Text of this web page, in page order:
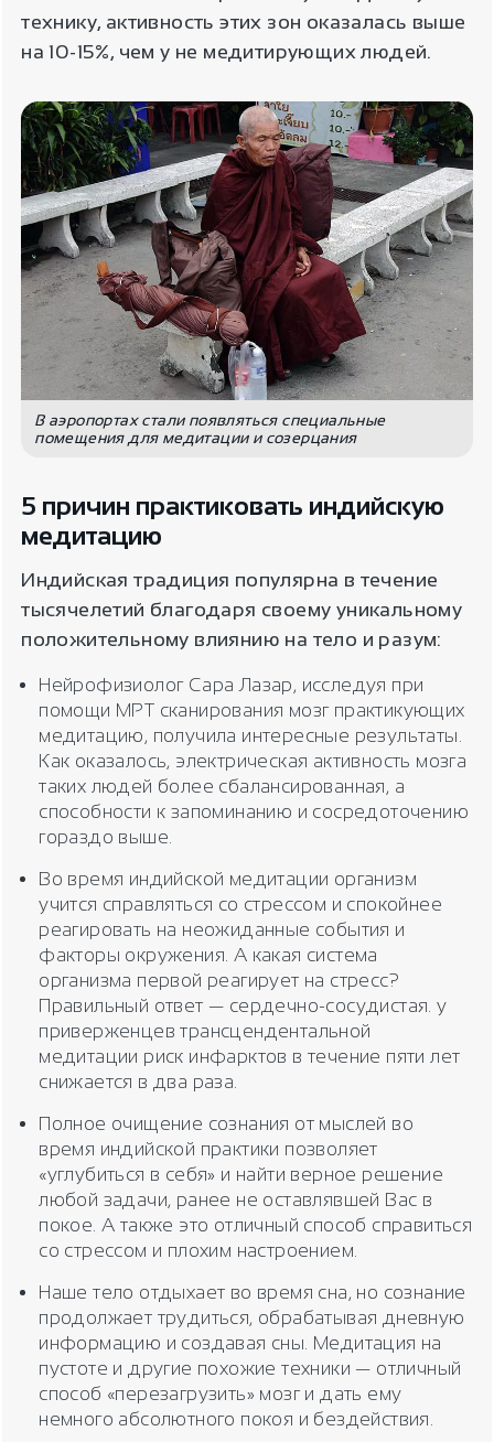
технику, активность этих зон оказалась выше
на 10-15%, чем у не медитирующих людей.
В аэропортах стали появляться специальные
помещения для медитации и созерцания
5 причин практиковать индийскую
медитацию
Индийская традиция популярна в течение
тысячелетий благодаря своему уникальному
положительному влиянию на тело и разум:
Нейрофизиолог Сара Лазар, исследуя при
помощи МРТ сканирования мозг практикующих
медитацию, получила интересные результаты.
Как оказалось, электрическая активность мозга
таких людей более сбалансированная, а
способности к запоминанию и сосредоточению
гораздо выше.
Во время индийской медитации организм
учится справляться со стрессом и спокойнее
реагировать на неожиданные события и
факторы окружения. А какая система
организма первой реагирует на стресс?
Правильный ответ — сердечно-сосудистая. у
приверженцев трансцендентальной
медитации риск инфарктов в течение пяти лет
снижается в два раза.
Полное очищение сознания от мыслей во
время индийской практики позволяет
«углубиться в себя» и найти верное решение
любой задачи, ранее не оставлявшей Вас в
покое. А также это отличный способ справиться
со стрессом и плохим настроением.
Наше тело отдыхает во время сна, но сознание
продолжает трудиться, обрабатывая дневную
информацию и создавая сны. Медитация на
пустоте и другие похожие техники — отличный
способ «перезагрузить» мозг и дать ему
немного абсолютного покоя и бездействия.